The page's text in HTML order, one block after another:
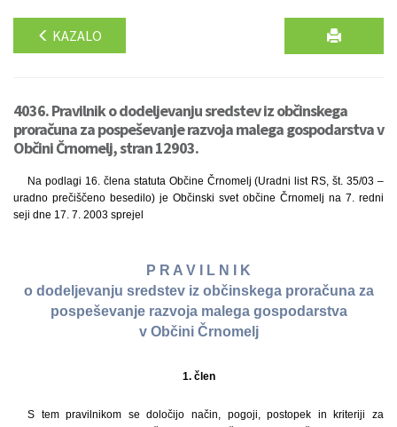
KAZALO
4036. Pravilnik o dodeljevanju sredstev iz občinskega
proračuna za pospeševanje razvoja malega gospodarstva v
Občini Črnomelj, stran 12903.
Na podlagi 16. člena statuta Občine Črnomelj (Uradni list RS, št. 35/03 –
uradno prečiščeno besedilo) je Občinski svet občine Črnomelj na 7. redni
seji dne 17. 7. 2003 sprejel
P R A V I L N I K
o dodeljevanju sredstev iz občinskega proračuna za
pospeševanje razvoja malega gospodarstva
v Občini Črnomelj
1. člen
S tem pravilnikom se določijo način, pogoji, postopek in kriteriji za